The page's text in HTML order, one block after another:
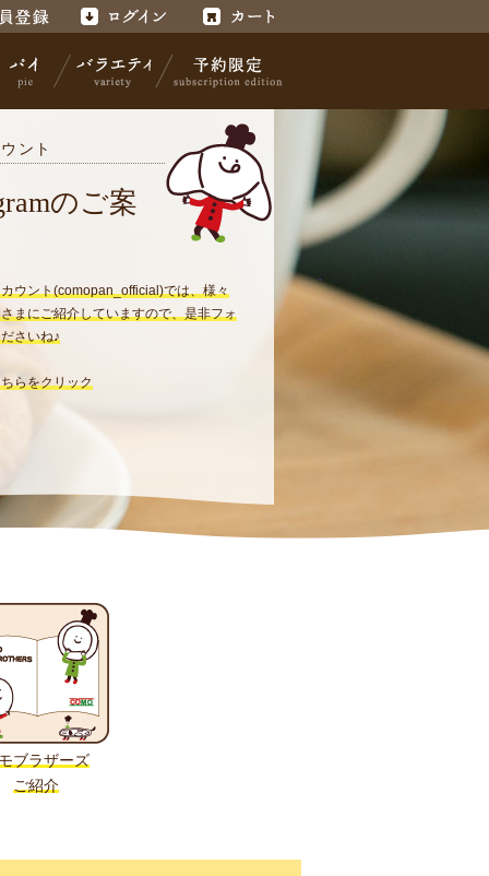
ログイン カート
バラエティ 予約限定
ント
のご案
ウント(comopan_official)では、様々
まにご紹介していますので、是非フォ
さいね♪
らをクリック
ブラザーズ
ご紹介